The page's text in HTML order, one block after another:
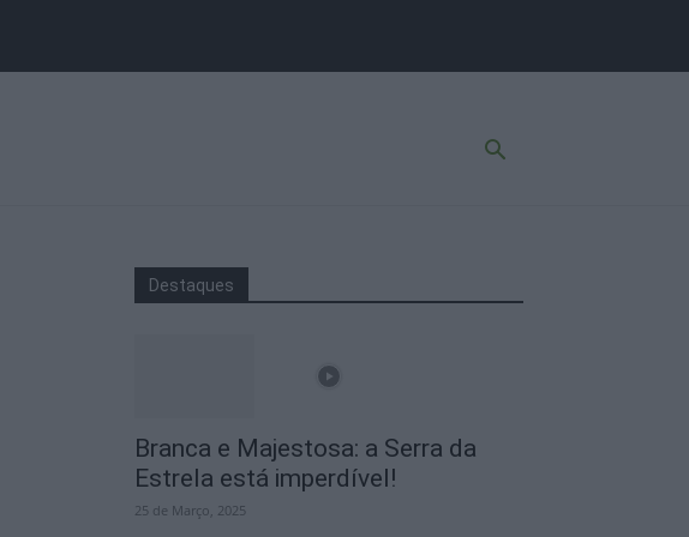
Destaques
Branca e Majestosa: a Serra da
Estrela está imperdível!
25 de Março, 2025